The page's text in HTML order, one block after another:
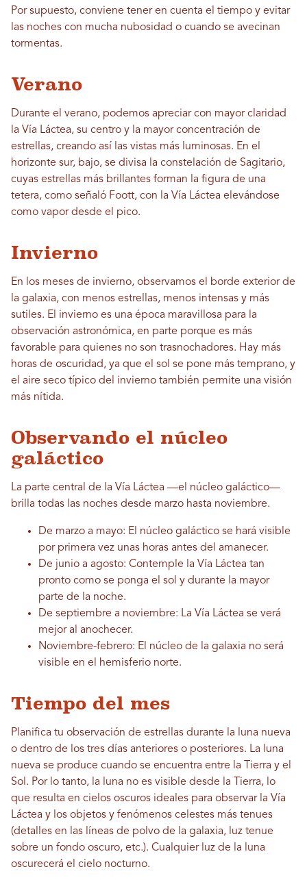
Por supuesto, conviene tener en cuenta el tiempo y evitar
las noches con mucha nubosidad o cuando se avecinan
tormentas.
Verano
Durante el verano, podemos apreciar con mayor claridad
la Vía Láctea, su centro y la mayor concentración de
estrellas, creando así las vistas más luminosas. En el
horizonte sur, bajo, se divisa la constelación de Sagitario,
cuyas estrellas más brillantes forman la figura de una
tetera, como señaló Foott, con la Vía Láctea elevándose
como vapor desde el pico.
Invierno
En los meses de invierno, observamos el borde exterior de
la galaxia, con menos estrellas, menos intensas y más
sutiles. El invierno es una época maravillosa para la
observación astronómica, en parte porque es más
favorable para quienes no son trasnochadores. Hay más
horas de oscuridad, ya que el sol se pone más temprano, y
el aire seco típico del invierno también permite una visión
más nítida.
Observando el núcleo
galáctico
La parte central de la Vía Láctea —el núcleo galáctico—
brilla todas las noches desde marzo hasta noviembre.
De marzo a mayo: El núcleo galáctico se hará visible
por primera vez unas horas antes del amanecer.
De junio a agosto: Contemple la Vía Láctea tan
pronto como se ponga el sol y durante la mayor
parte de la noche.
De septiembre a noviembre: La Vía Láctea se verá
mejor al anochecer.
Noviembre-febrero: El núcleo de la galaxia no será
visible en el hemisferio norte.
Tiempo del mes
Planifica tu observación de estrellas durante la luna nueva
o dentro de los tres días anteriores o posteriores. La luna
nueva se produce cuando se encuentra entre la Tierra y el
Sol. Por lo tanto, la luna no es visible desde la Tierra, lo
que resulta en cielos oscuros ideales para observar la Vía
Láctea y los objetos y fenómenos celestes más tenues
(detalles en las líneas de polvo de la galaxia, luz tenue
sobre un fondo oscuro, etc.). Cualquier luz de la luna
oscurecerá el cielo nocturno.